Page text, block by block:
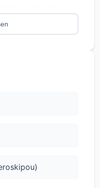
bietet ausreichend
you reduce
equipped with
in every season.